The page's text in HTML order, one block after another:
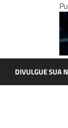
DIVULGUE SUA